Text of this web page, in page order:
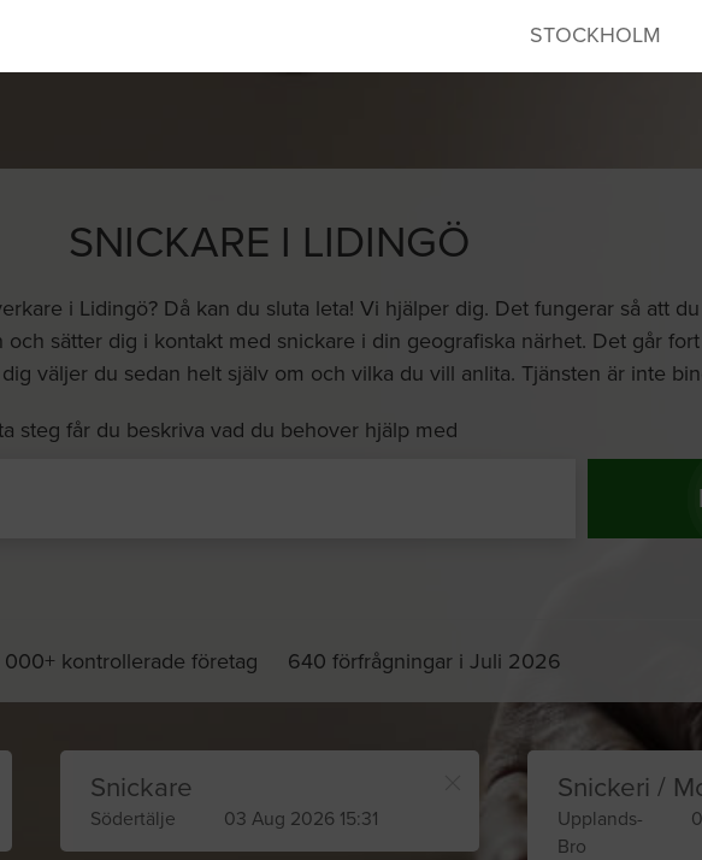
STOCKHOLM
SNICKARE I LIDINGÖ
i Lidingö? Då kan du sluta leta! Vi hjälper dig. Det fungerar så att
sätter dig i kontakt med snickare i din geografiska närhet. Det går
väljer du sedan helt själv om och vilka du vill anlita. Tjänsten är inte
steg får du beskriva vad du behover hjälp med
000+ kontrollerade företag 640 förfrågningar i Juli 2026
Snickare
Södertälje 03 Aug 2026 15:31
Snickeri /
Upplands-
Bro